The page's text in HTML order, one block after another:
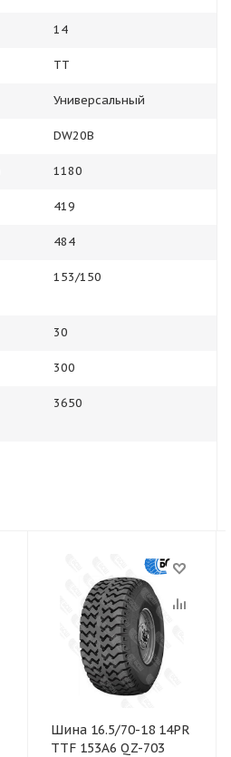
14
TT
Универсальный
DW20B
1180
419
484
153/150
30
300
3650
Шина 16.5/70-18 14PR
TTF 153А6 QZ-703